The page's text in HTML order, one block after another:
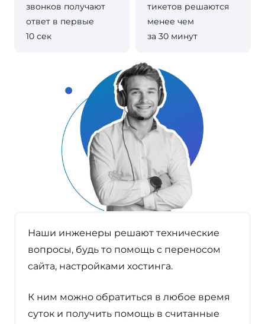
Наши инженеры решают технические
вопросы, будь то помощь с переносом
сайта, настройками хостинга.
К ним можно обратиться в любое время
суток и получить помощь в считанные
звонков получают
ответ в первые
10 сек
тикетов решаются
менее чем
за 30 минут